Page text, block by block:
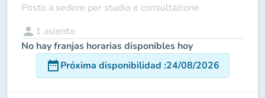
Posto a sedere per studio e consultazione
person 1 asiento
No hay franjas horarias disponibles hoy
date_rangePróxima disponibilidad :24/08/2026